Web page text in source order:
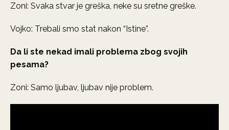
Zoni: Svaka stvar je greška, neke su sretne greške.
Vojko: Trebali smo stat nakon “Istine”.
Da li ste nekad imali problema zbog svojih
pesama?
Zoni: Samo ljubav, ljubav nije problem.